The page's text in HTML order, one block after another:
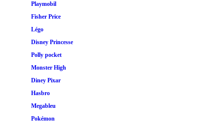
Playmobil
Fisher Price
Légo
Disney Princesse
Polly pocket
Monster High
Diney Pixar
Hasbro
Megableu
Pokémon